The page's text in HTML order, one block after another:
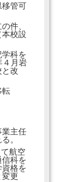
管可
件、
校設
科を
４月岩
改
転
主任
。
航空
科を
格を
更